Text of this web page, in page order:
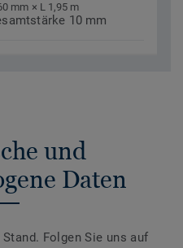
mm × L 1,95 m
10 mm
und
Daten
Folgen Sie uns auf